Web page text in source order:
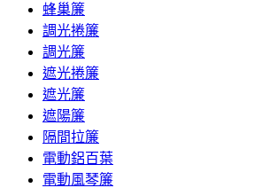
蜂巢簾
調光捲簾
調光簾
遮光捲簾
遮光簾
遮陽簾
隔間拉簾
電動鋁百葉
電動風琴簾